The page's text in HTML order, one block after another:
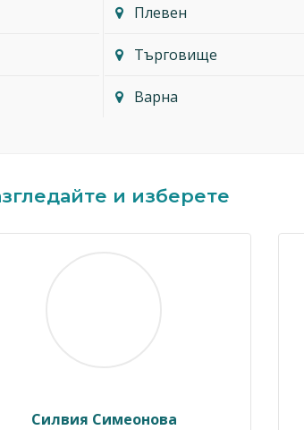
Плевен
Търговище
Варна
и изберете
Кавалджиев